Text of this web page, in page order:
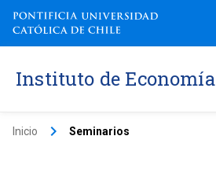
Instituto de Economía
Inicio keyboard_arrow_right Seminarios